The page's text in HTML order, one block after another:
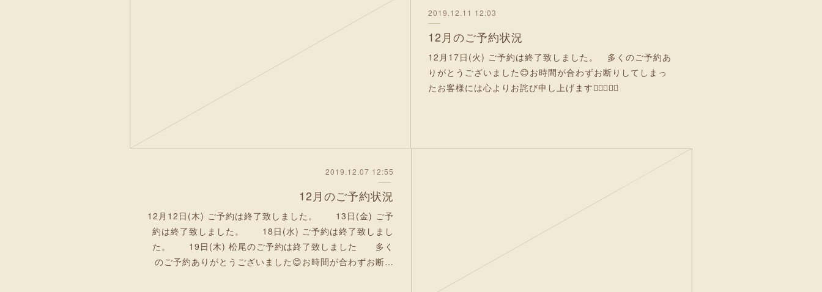
2019.12.11 12:03
12月のご予約状況
12月17日(火) ご予約は終了致しました。 多くのご予約あ
りがとうございました😊お時間が合わずお断りしてしまっ
たお客様には心よりお詫び申し上げます🙇🏻‍♂️🙇‍♀️
2019.12.07 12:55
12月のご予約状況
12月12日(木) ご予約は終了致しました。 13日(金) ご予
約は終了致しました。 18日(水) ご予約は終了致しまし
た。 19日(木) 松尾のご予約は終了致しました 多く
のご予約ありがとうございました😊お時間が合わずお断…